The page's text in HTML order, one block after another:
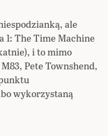
ale
1: The Time Machine
i to mimo
Pete Townshend,
wykorzystaną